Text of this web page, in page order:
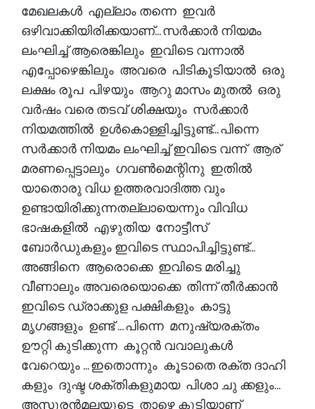
മേഖലകൾ എല്ലാം തന്നെ ഇവർ
ഒഴിവാക്കിയിരിക്കയാണ്... സർക്കാർ നിയമം
ലംഘിച്ച് ആരെങ്കിലും ഇവിടെ വന്നാൽ
എപ്പോഴെങ്കിലും അവരെ പിടികൂടിയാൽ ഒരു
ലക്ഷം രൂപ പിഴയും ആറു മാസം മുതൽ ഒരു
വർഷം വരെ തടവ് ശിക്ഷയും സർക്കാർ
നിയമത്തിൽ ഉൾകൊള്ളിച്ചിട്ടുണ്ട്... പിന്നെ
സർക്കാർ നിയമം ലംഘിച്ച് ഇവിടെ വന്ന് ആര്
മരണപ്പെട്ടാലും ഗവൺമെന്റിനു ഇതിൽ
യാതൊരു വിധ ഉത്തരവാദിത്ത വും
ഉണ്ടായിരിക്കുന്നതല്ലായെന്നും വിവിധ
ഭാഷകളിൽ എഴുതിയ നോട്ടീസ്
ബോർഡുകളും ഇവിടെ സ്ഥാപിച്ചിട്ടുണ്ട്...
അങ്ങിനെ ആരൊക്കെ ഇവിടെ മരിച്ചു
വീണാലും അവരെയൊക്കെ തിന്ന് തീർക്കാൻ
ഇവിടെ ഡ്രാക്കുള പക്ഷികളും കാട്ടു
മൃഗങ്ങളും ഉണ്ട് ... പിന്നെ മനുഷ്യരക്തം
ഊറ്റി കുടിക്കുന്ന കൂറ്റൻ വവാലുകൾ
വേറെയും ... ഇതൊന്നും കൂടാതെ രക്ത ദാഹി
കളും ദുഷ്ട ശക്തികളുമായ പിശാ ചു ക്കളും...